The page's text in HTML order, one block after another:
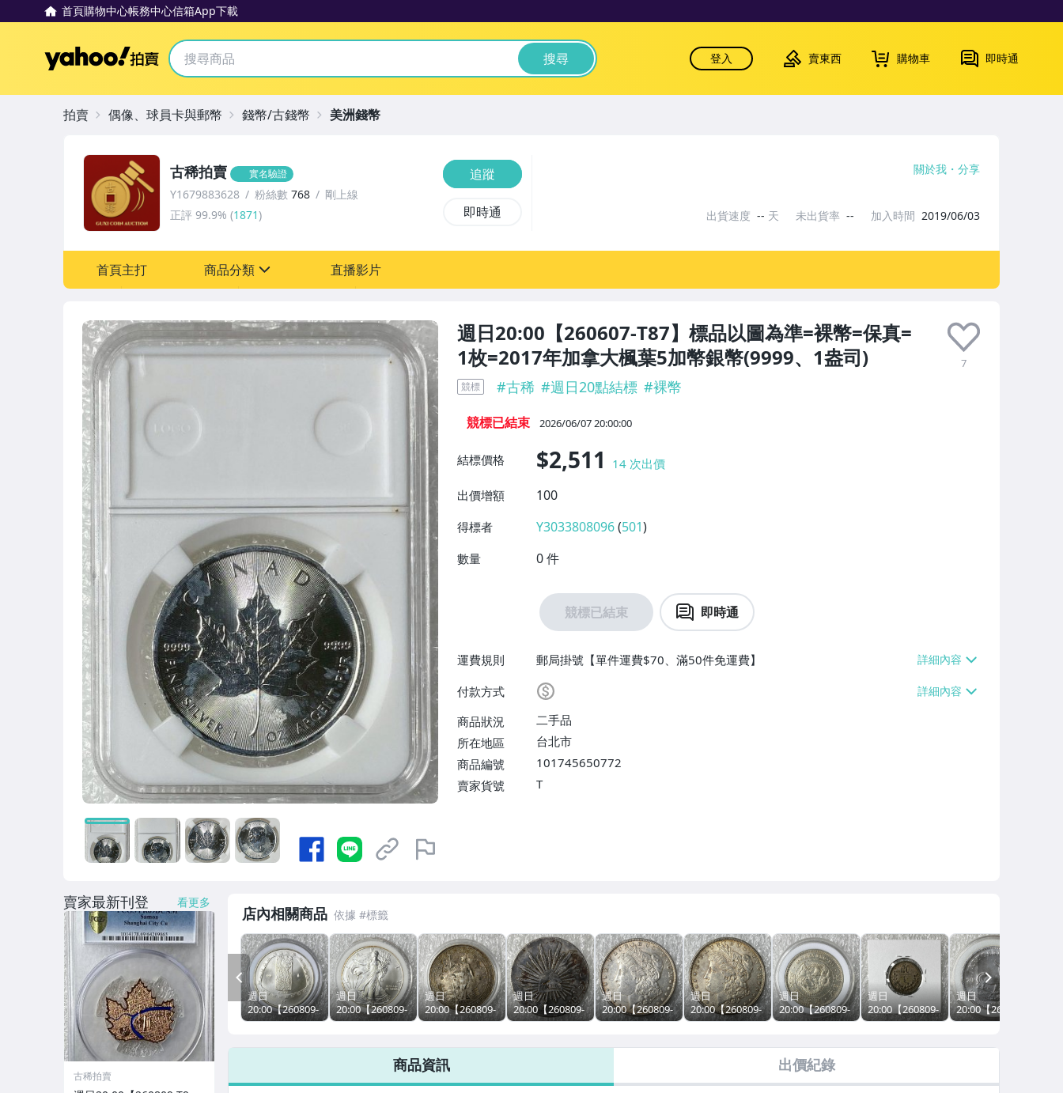
首頁購物中心帳務中心信箱App下載
Yahoo拍賣 搜尋 登入 賣東西 購物車 即時通
週日20:00【260607-T87】標品以圖為準=裸幣=保真=
1枚=2017年加拿大楓葉5加幣銀幣(9999、1盎司)
7
競標 #古稀 #週日20點結標 #裸幣
競標已結束 2026/06/07 20:00:00
結標價格 $2,511 14次出價
出價增額
100
得標者 Y3033808096 (501)
數量 0件
競標已結束 即時通
運費規則
郵局掛號【單件運費$70、滿50件免運費】
付款方式
商品狀況
二手品
所在地區
台北市
商品編號
101745650772
賣家貨號
T
古稀拍賣 實名驗證
Y1679883628 粉絲數 768
剛上線
正評 99.9% (1871)
追蹤
即時通
關於我 分享
出貨速度 -- 天 未出貨率 -- 加入時間 2019/06/03
首頁主打 商品分類 直播影片
拍賣 偶像、球員卡與郵幣 錢幣/古錢幣 美洲錢幣
店內相關商品
週日
20:00【260809-
T49】標品以圖
保真=1998年墨
銀)
週日
20:00【260809-
T50】標品以圖
保真=2001年美
國天使壹圓銀幣
(999銀、1盎司)
週日
20:00【260809-
T60】標品以圖
保真=1899年香
港站洋壹圓銀幣
(戳記、900銀、
27克)
週日
20:00【260809-
T58】標品以圖
保真=1893年墨
27克)
週日
20:00【260809-
T54】標品以圖
保真=1889年美
克)
週日
20:00【260809-
T53】標品以圖
保真=1882年美
克)
週日
20:00【260809-
T64】標品以圖
保真=大日本明
治36年一圓銀幣
(900銀、26.96
克)
週日
20:00【260809-
T51】標品以圖
保真=1925年20
週日
20:00【260809-
T48】標品以圖
保真=2019年南
999銀)
PREV
商品資訊 出價紀錄
賣家最新刊登 看更多
古稀拍賣